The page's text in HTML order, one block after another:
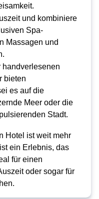
und kombiniere
Spa-
Massagen und
handverlesenen
bieten
es auf die
Meer oder die
Stadt.
Hotel ist weit mehr
ein Erlebnis, das
für einen
oder sogar für